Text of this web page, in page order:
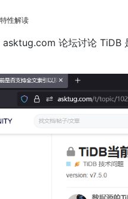
性解读
asktug.com 论坛讨论 TiDB